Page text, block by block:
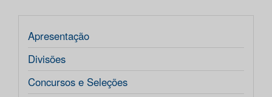
Apresentação
Divisões
Concursos e Seleções